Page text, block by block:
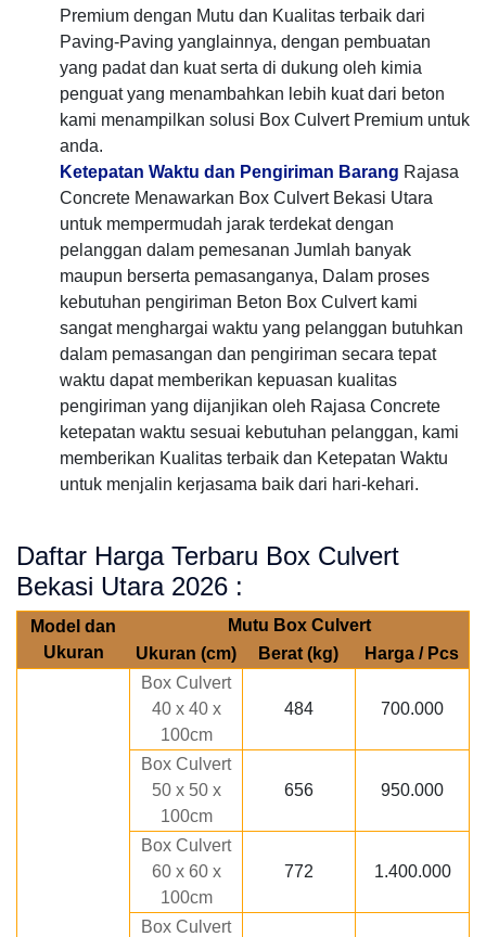
Premium dengan Mutu dan Kualitas terbaik dari
Paving-Paving yanglainnya, dengan pembuatan
yang padat dan kuat serta di dukung oleh kimia
penguat yang menambahkan lebih kuat dari beton
kami menampilkan solusi Box Culvert Premium untuk
anda.
Ketepatan Waktu dan Pengiriman Barang Rajasa
Concrete Menawarkan Box Culvert Bekasi Utara
untuk mempermudah jarak terdekat dengan
pelanggan dalam pemesanan Jumlah banyak
maupun berserta pemasanganya, Dalam proses
kebutuhan pengiriman Beton Box Culvert kami
sangat menghargai waktu yang pelanggan butuhkan
dalam pemasangan dan pengiriman secara tepat
waktu dapat memberikan kepuasan kualitas
pengiriman yang dijanjikan oleh Rajasa Concrete
ketepatan waktu sesuai kebutuhan pelanggan, kami
memberikan Kualitas terbaik dan Ketepatan Waktu
untuk menjalin kerjasama baik dari hari-kehari.
Daftar Harga Terbaru Box Culvert
Bekasi Utara 2026 :
Model dan
Ukuran
Mutu Box Culvert
Ukuran (cm)
Berat (kg)
Harga / Pcs
Box Culvert
40 x 40 x
100cm
484 700.000
Box Culvert
50 x 50 x
100cm
656 950.000
Box Culvert
60 x 60 x
100cm
772 1.400.000
Box Culvert